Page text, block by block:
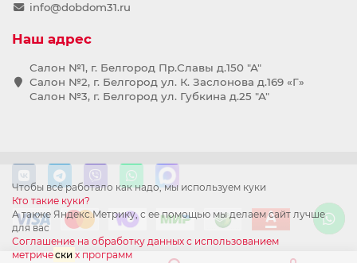
Чтобы всё работало как надо, мы используем куки
Кто такие куки?
А также Яндекс.Метрику, с ее помощью мы делаем сайт лучше
для вас
Соглашение на обработку данных с использованием
метрически х программ
info@dobdom31.ru
Наш адрес
Салон №1, г. Белгород Пр.Славы д.150 "А"
Салон №2, г. Белгород ул. К. Заслонова д.169 «Г»
Салон №3, г. Белгород ул. Губкина д.25 "А"